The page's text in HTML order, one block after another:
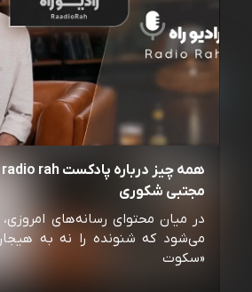
مجتبی شکوری
در میان محتوای رسانه‌های
می‌شود که شنونده را نه به
«سکوت